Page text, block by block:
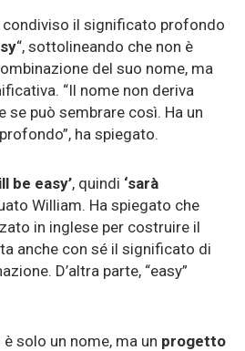
condiviso il significato profondo
“, sottolineando che non è
del suo nome, ma
“Il nome non deriva
se può sembrare così. Ha un
ha spiegato.
be easy’, quindi ‘sarà
William. Ha spiegato che
in inglese per costruire il
anche con sé il significato di
D’altra parte, “easy”
è solo un nome, ma un progetto